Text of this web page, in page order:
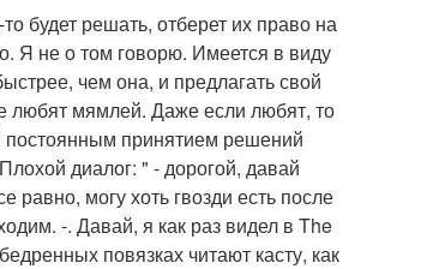
будет решать, отберет их право на
Я не о том говорю. Имеется в виду
чем она, и предлагать свой
любят мямлей. Даже если любят, то
постоянным принятием решений
диалог: " - дорогой, давай
равно, могу хоть гвозди есть после
-. Давай, я как раз видел в The
повязках читают касту, как